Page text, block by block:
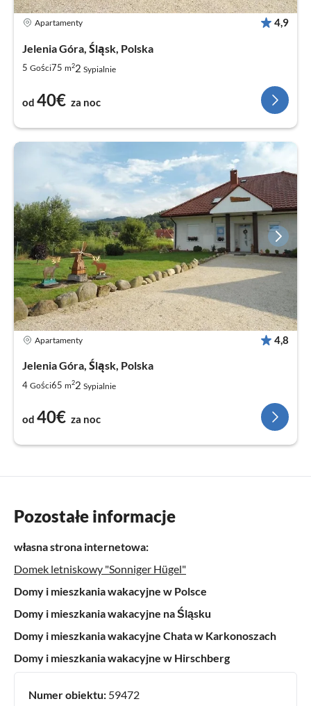
Apartamenty 4,9
Jelenia Góra, Śląsk, Polska
5 Gości75 m22 Sypialnie
od 40€ za noc
Apartamenty 4,8
Jelenia Góra, Śląsk, Polska
4 Gości65 m22 Sypialnie
od 40€ za noc
Pozostałe informacje
własna strona internetowa:
Domek letniskowy "Sonniger Hügel"
Domy i mieszkania wakacyjne w Polsce
Domy i mieszkania wakacyjne na Śląsku
Domy i mieszkania wakacyjne Chata w Karkonoszach
Domy i mieszkania wakacyjne w Hirschberg
Numer obiektu: 59472